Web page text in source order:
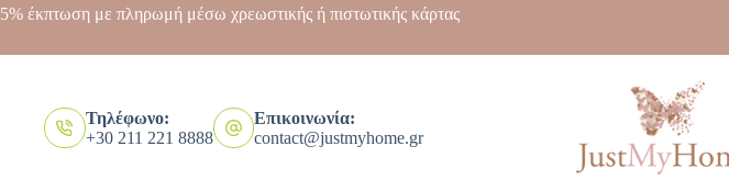
5% έκπτωση με πληρωμή μέσω χρεωστικής ή πιστωτικής κάρτας
Τηλέφωνο:
+30 211 221 8888
Επικοινωνία:
contact@justmyhome.gr